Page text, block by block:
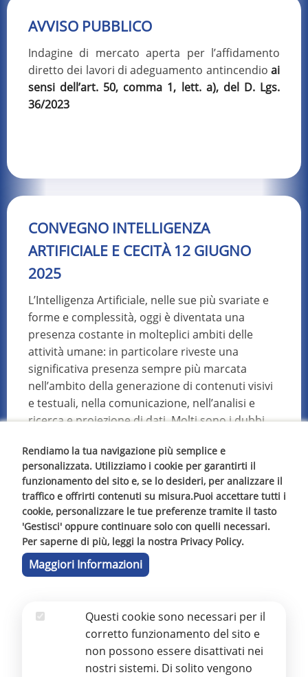
Rendiamo la tua navigazione più semplice e
personalizzata. Utilizziamo i cookie per garantirti il
funzionamento del sito e, se lo desideri, per analizzare il
traffico e offrirti contenuti su misura.Puoi accettare tutti i
cookie, personalizzare le tue preferenze tramite il tasto
'Gestisci' oppure continuare solo con quelli necessari.
Per saperne di più, leggi la nostra Privacy Policy.
Maggiori Informazioni
Questi cookie sono necessari per il
corretto funzionamento del sito e
non possono essere disattivati nei
nostri sistemi. Di solito vengono
AVVISO PUBBLICO
Indagine di mercato aperta per l’affidamento
diretto dei lavori di adeguamento antincendio ai
sensi dell’art. 50, comma 1, lett. a), del D. Lgs.
36/2023
CONVEGNO INTELLIGENZA
ARTIFICIALE E CECITÀ 12 GIUGNO
2025
L’Intelligenza Artificiale, nelle sue più svariate e
forme e complessità, oggi è diventata una
presenza costante in molteplici ambiti delle
attività umane: in particolare riveste una
significativa presenza sempre più marcata
nell’ambito della generazione di contenuti visivi
e testuali, nella comunicazione, nell’analisi e
ricerca e proiezione di dati. Molti sono i dubbi
indiscriminato, come ad esempio per la
generazione di fake news, ma moltissime sono
anche le opportunità che possono derivare da
un suo corretto utilizzo.
DELL’ASSESSORE REGIONALE
ALL’ISTRUZIONE ON. MIMMO
TURANO